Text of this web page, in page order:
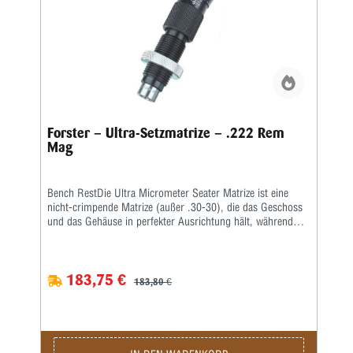
Forster – Ultra-Setzmatrize – .222 Rem
Mag
Bench RestDie Ultra Micrometer Seater Matrize ist eine
nicht-crimpende Matrize (außer .30-30), die das Geschoss
und das Gehäuse in perfekter Ausrichtung hält, während
gewünschten Tiefe platziert und gemessen haben, stellen Sie
einfach den Mikrometerschaft nach oben oder unten auf die
Sitzfunktionen der originalen Bench Rest Seater Matrize
sowie ein ultragenaues Mikrometer zum Einstellen der
183,75 € 183,80 €